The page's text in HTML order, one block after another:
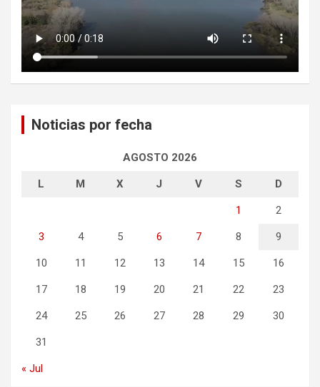
Noticias por fecha
AGOSTO 2026
L M X J V S D
1 2
3 4 5 6 7 8 9
10 11 12 13 14 15 16
17 18 19 20 21 22 23
24 25 26 27 28 29 30
31
« Jul